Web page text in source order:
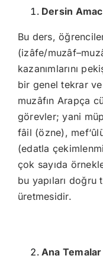
İletişim
Dersin
Bu ders,
(izâfe/
kazanımlarını
bir genel tekrar ve
muzâfın Arapça
görevler; yani
fâil (özne),
(edatla
çok sayıda
bu yapıları doğru
üretmesidir.
Ana Temalar